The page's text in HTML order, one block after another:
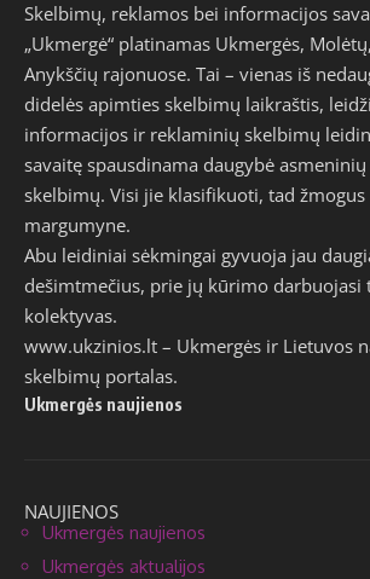
Skelbimų, reklamos bei informacijos
„Ukmergė“ platinamas Ukmergės,
Anykščių rajonuose. Tai – vienas iš
didelės apimties skelbimų laikraštis,
informacijos ir reklaminių skelbimų
savaitę spausdinama daugybė
skelbimų. Visi jie klasifikuoti, tad
margumyne.
Abu leidiniai sėkmingai gyvuoja jau
dešimtmečius, prie jų kūrimo darbuojasi
kolektyvas.
www.ukzinios.lt – Ukmergės ir Lietuvos
skelbimų portalas.
Ukmergės naujienos
NAUJIENOS
Ukmergės naujienos
Ukmergės aktualijos